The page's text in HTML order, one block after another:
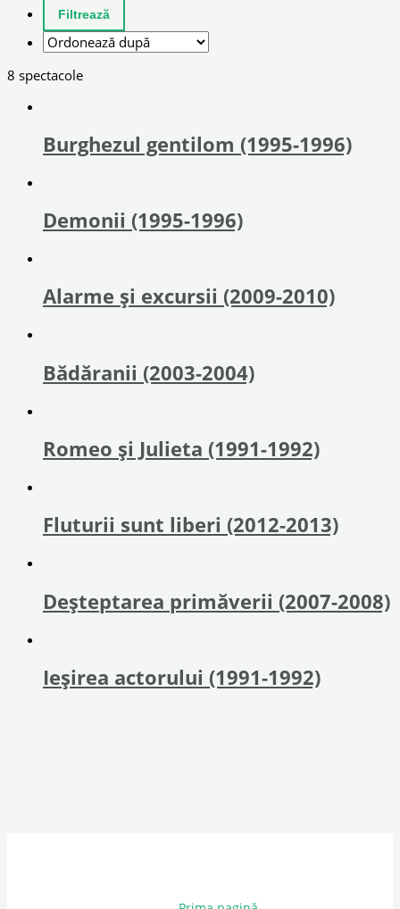
8 spectacole
Burghezul gentilom (1995-1996)
Demonii (1995-1996)
Alarme şi excursii (2009-2010)
Bădăranii (2003-2004)
Romeo și Julieta (1991-1992)
Fluturii sunt liberi (2012-2013)
Deșteptarea primăverii (2007-2008)
Ieşirea actorului (1991-1992)